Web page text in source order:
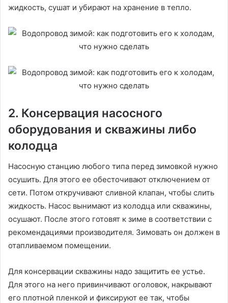
жидкость, сушат и убирают на хранение в тепло.
2. Консервация насосного
оборудования и скважины либо
колодца
Насосную станцию любого типа перед зимовкой нужно
осушить. Для этого ее обесточивают отключением от
сети. Потом откручивают сливной клапан, чтобы слить
жидкость. Насос вынимают из колодца или скважины,
осушают. После этого готовят к зиме в соответствии с
рекомендациями производителя. Зимовать он должен в
отапливаемом помещении.
Для консервации скважины надо защитить ее устье.
Для этого на него привинчивают оголовок, накрывают
его плотной пленкой и фиксируют ее так, чтобы